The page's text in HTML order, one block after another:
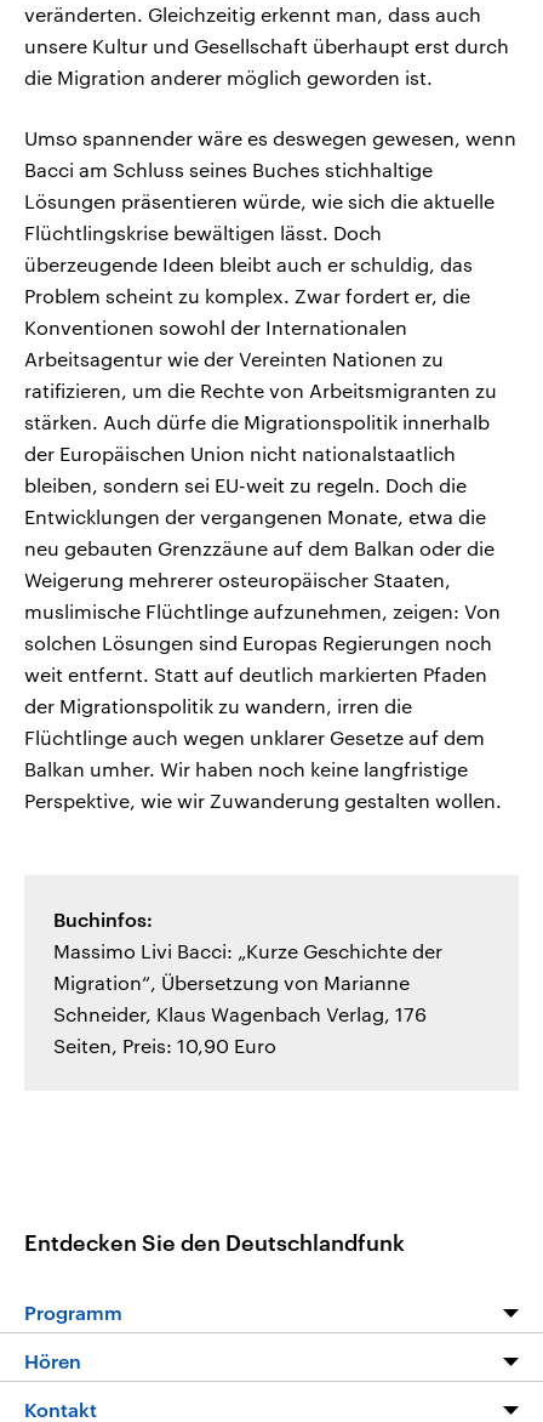
veränderten. Gleichzeitig erkennt man, dass auch
unsere Kultur und Gesellschaft überhaupt erst durch
die Migration anderer möglich geworden ist.
Umso spannender wäre es deswegen gewesen, wenn
Bacci am Schluss seines Buches stichhaltige
Lösungen präsentieren würde, wie sich die aktuelle
Flüchtlingskrise bewältigen lässt. Doch
überzeugende Ideen bleibt auch er schuldig, das
Problem scheint zu komplex. Zwar fordert er, die
Konventionen sowohl der Internationalen
Arbeitsagentur wie der Vereinten Nationen zu
ratifizieren, um die Rechte von Arbeitsmigranten zu
stärken. Auch dürfe die Migrationspolitik innerhalb
der Europäischen Union nicht nationalstaatlich
bleiben, sondern sei EU-weit zu regeln. Doch die
Entwicklungen der vergangenen Monate, etwa die
neu gebauten Grenzzäune auf dem Balkan oder die
Weigerung mehrerer osteuropäischer Staaten,
muslimische Flüchtlinge aufzunehmen, zeigen: Von
solchen Lösungen sind Europas Regierungen noch
weit entfernt. Statt auf deutlich markierten Pfaden
der Migrationspolitik zu wandern, irren die
Flüchtlinge auch wegen unklarer Gesetze auf dem
Balkan umher. Wir haben noch keine langfristige
Perspektive, wie wir Zuwanderung gestalten wollen.
Buchinfos:
Massimo Livi Bacci: „Kurze Geschichte der
Migration“, Übersetzung von Marianne
Schneider, Klaus Wagenbach Verlag, 176
Seiten, Preis: 10,90 Euro
Entdecken Sie den Deutschlandfunk
Programm
Programm
Hören
Livestream
Kontakt